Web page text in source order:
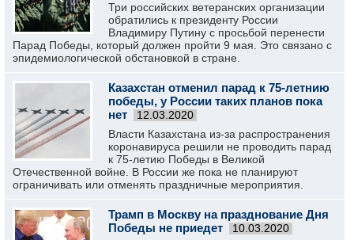
Три российских ветеранских организации
обратились к президенту России
Владимиру Путину с просьбой перенести
Парад Победы, который должен пройти 9 мая. Это связано с
эпидемиологической обстановкой в стране.
Казахстан отменил парад к 75-летнию
победы, у России таких планов пока
нет
12.03.2020
Власти Казахстана из-за распространения
коронавируса решили не проводить парад
к 75-летию Победы в Великой
Отечественной войне. В России же пока не планируют
ограничивать или отменять праздничные мероприятия.
Трамп в Москву на празднование Дня
Победы не приедет
10.03.2020